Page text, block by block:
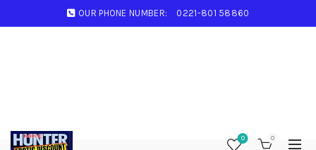
OUR PHONE NUMBER: 0221-801 58860
0 0